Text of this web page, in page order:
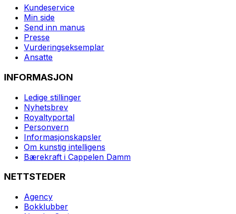
Kundeservice
Min side
Send inn manus
Presse
Vurderingseksemplar
Ansatte
INFORMASJON
Ledige stillinger
Nyhetsbrev
Royaltyportal
Personvern
Informasjonskapsler
Om kunstig intelligens
Bærekraft i Cappelen Damm
NETTSTEDER
Agency
Bokklubber